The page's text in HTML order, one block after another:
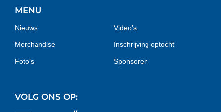
MENU
Nieuws
Merchandise
Foto’s
Video’s
Inschrijving optocht
Sponsoren
VOLG ONS OP: